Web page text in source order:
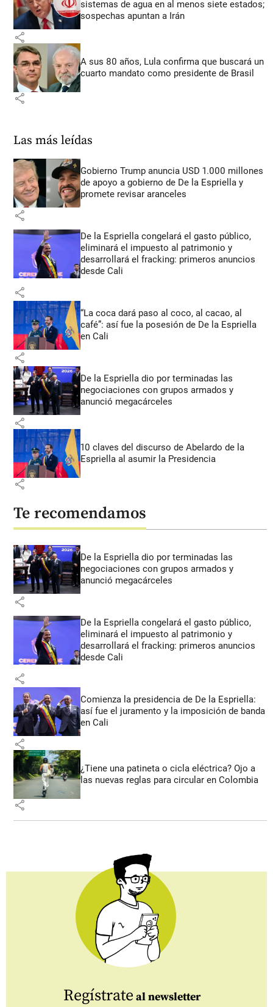
sistemas de agua en al menos siete estados;
sospechas apuntan a Irán
share
A sus 80 años, Lula confirma que buscará un
cuarto mandato como presidente de Brasil
share
Las más leídas
Gobierno Trump anuncia USD 1.000 millones
de apoyo a gobierno de De la Espriella y
promete revisar aranceles
share
De la Espriella congelará el gasto público,
eliminará el impuesto al patrimonio y
desarrollará el fracking: primeros anuncios
desde Cali
share
“La coca dará paso al coco, al cacao, al
café”: así fue la posesión de De la Espriella
en Cali
share
De la Espriella dio por terminadas las
negociaciones con grupos armados y
anunció megacárceles
share
10 claves del discurso de Abelardo de la
Espriella al asumir la Presidencia
share
Te recomendamos
De la Espriella dio por terminadas las
negociaciones con grupos armados y
anunció megacárceles
share
De la Espriella congelará el gasto público,
eliminará el impuesto al patrimonio y
desarrollará el fracking: primeros anuncios
desde Cali
share
Comienza la presidencia de De la Espriella:
así fue el juramento y la imposición de banda
en Cali
share
¿Tiene una patineta o cicla eléctrica? Ojo a
las nuevas reglas para circular en Colombia
share
Regístrate al newsletter